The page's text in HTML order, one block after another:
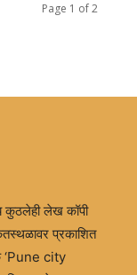
Page 1 of 2
कुठलेही लेख कॉपी
प्रकाशित
‘Pune city